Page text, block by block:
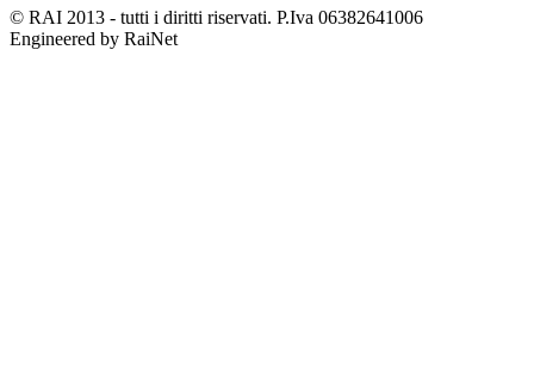
© RAI 2013 - tutti i diritti riservati. P.Iva 06382641006
Engineered by RaiNet